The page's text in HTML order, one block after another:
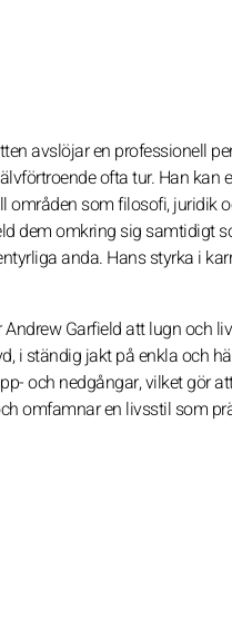
avslöjar en professionell
ofta tur. Han
områden som filosofi,
dem omkring sig samtidigt
anda. Hans styrka i
Garfield att lugn och
i ständig jakt på enkla och
och nedgångar, vilket gör
omfamnar en livsstil som